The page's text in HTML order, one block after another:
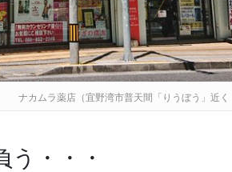
ナカムラ薬店（宜野湾市普天間「りうぼう」近く
う・・・